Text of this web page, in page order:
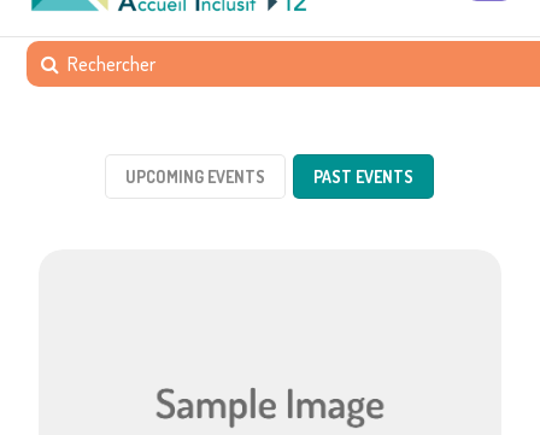
UPCOMING EVENTS PAST EVENTS